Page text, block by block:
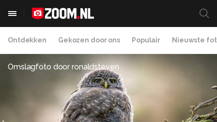
Ontdekken Gekozen door ons Populair Nieuwste
Omslagfoto doorronaldsteven